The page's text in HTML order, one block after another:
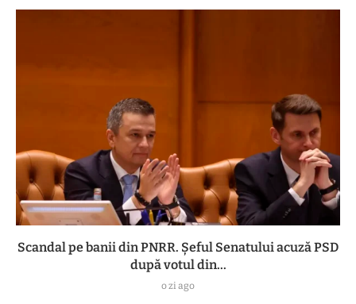
Scandal pe banii din PNRR. Șeful Senatului acuză PSD
după votul din...
o zi ago